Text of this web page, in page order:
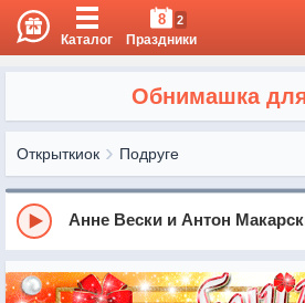
Каталог
8 2
Праздники
Обнимашка
Открыткиок Подруге
Анне Вески и Антон